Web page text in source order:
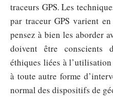
traceurs GPS. Les
par traceur GPS varient
pensez à bien les aborder
doivent être conscients
éthiques liées à
à toute autre forme
normal des dispositifs de